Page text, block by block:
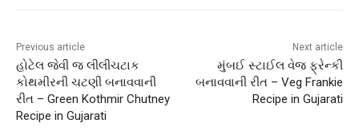
Previous article
હોટેલ જેવી જ લીલીચટાક
કોથમીરની ચટણી બનાવવાની
રીત – Green Kothmir Chutney
Recipe in Gujarati
Next article
મુંબઈ સ્ટાઈલ વેજ ફ્રેન્કી
બનાવવાની રીત – Veg Frankie
Recipe in Gujarati